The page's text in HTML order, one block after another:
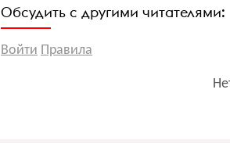
Обсудить с другими читателями:
Войти Правила